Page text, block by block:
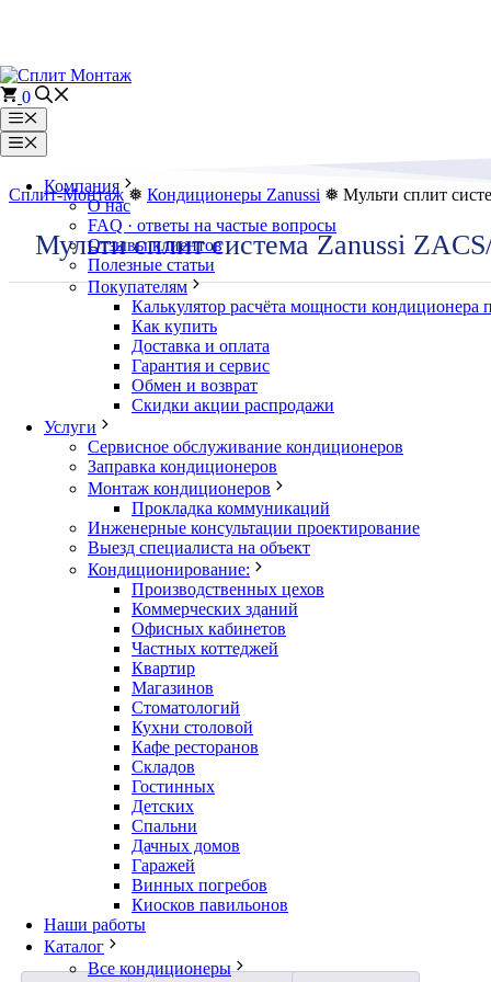
0
Меню
Меню
Компания
О нас
FAQ · ответы на частые вопросы
Отзывы клиентов
Полезные статьи
Покупателям
Калькулятор расчёта мощности кондиционера
Как купить
Доставка и оплата
Гарантия и сервис
Обмен и возврат
Скидки акции распродажи
Услуги
Сервисное обслуживание кондиционеров
Заправка кондиционеров
Монтаж кондиционеров
Прокладка коммуникаций
Инженерные консультации проектирование
Выезд специалиста на объект
Кондиционирование:
Производственных цехов
Коммерческих зданий
Офисных кабинетов
Частных коттеджей
Квартир
Магазинов
Стоматологий
Кухни столовой
Кафе ресторанов
Складов
Гостинных
Детских
Спальни
Дачных домов
Гаражей
Винных погребов
Киосков павильонов
Наши работы
Каталог
Все кондиционеры
Сплит-Монтаж❅ Кондиционеры Zanussi ❅ Мульти сплит
Мульти сплит система Zanussi